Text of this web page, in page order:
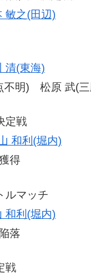
敏之(田辺)
清(東海)
不明) 松原 武(三
定戦
和利(堀内)
得
ルマッチ
和利(堀内)
落
戦